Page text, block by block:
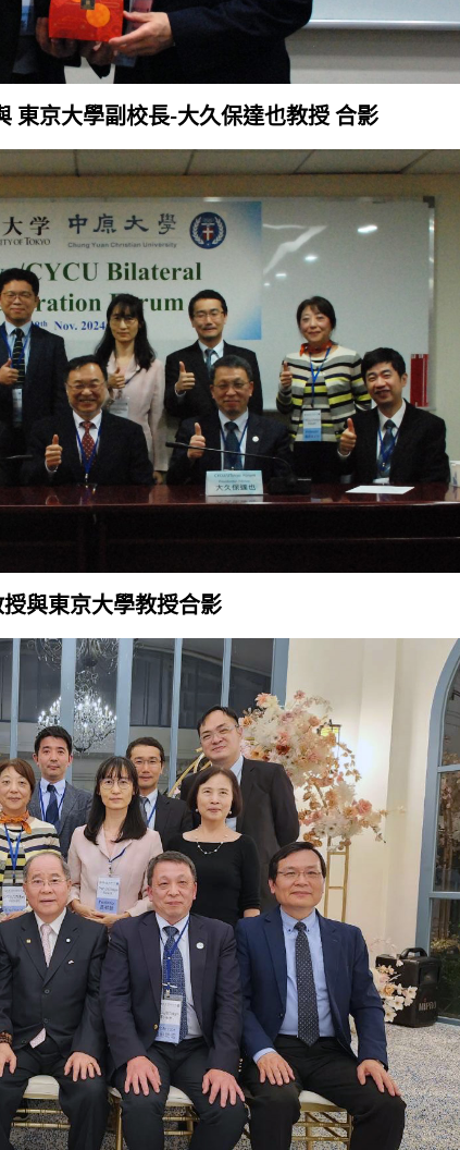
東京大學副校長-大久保達也教授 合影
與東京大學教授合影